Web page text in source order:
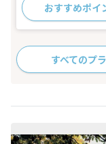
おすすめポイ
すべてのプ